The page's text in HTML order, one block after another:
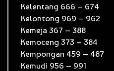
Kelentang 666 – 674
Kelontong 969 – 962
Kemeja 367 – 388
Kemoceng 373 – 384
Kempongan 459 – 487
Kemudi 956 – 991